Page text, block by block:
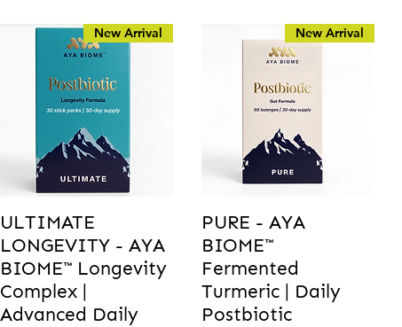
New Arrival
PURE - AYA
BIOME™
Fermented
Turmeric | Daily
Postbiotic
New Arrival
ULTIMATE
LONGEVITY - AYA
BIOME™ Longevity
Complex |
Advanced Daily